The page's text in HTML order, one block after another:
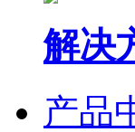
解决
产品